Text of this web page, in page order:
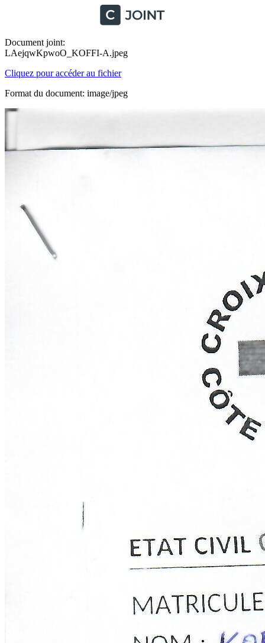
Document joint:
LAejqwKpwoO_KOFFI-A.jpeg
Cliquez pour accéder au fichier
Format du document: image/jpeg